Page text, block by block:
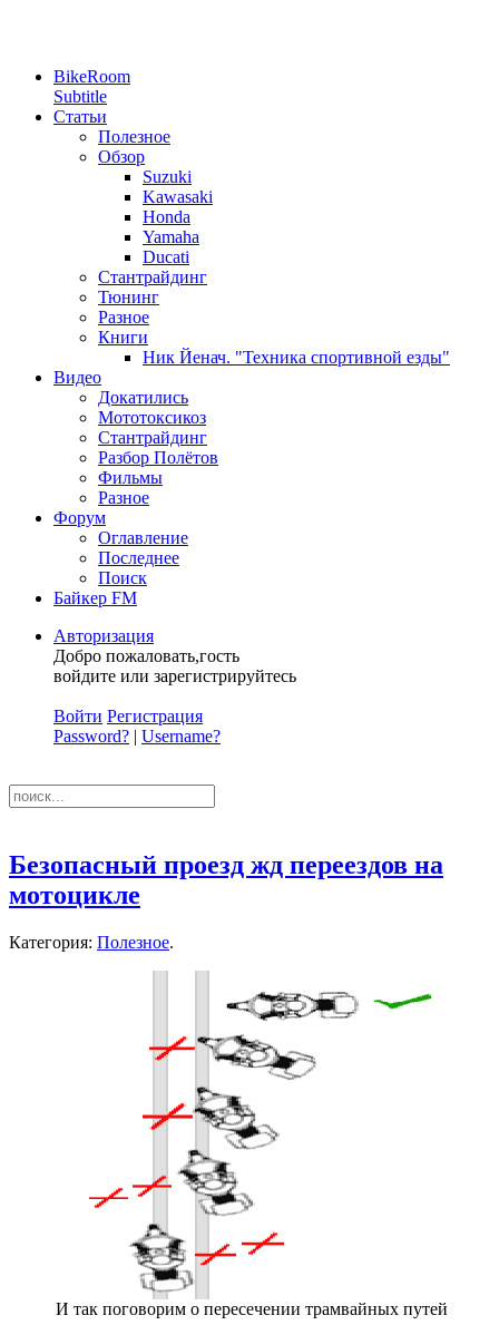
BikeRoom
Subtitle
Статьи
Полезное
Обзор
Suzuki
Kawasaki
Honda
Yamaha
Ducati
Стантрайдинг
Тюнинг
Разное
Книги
Ник Йенач. "Техника спортивной езды"
Видео
Докатились
Мототоксикоз
Стантрайдинг
Разбор Полётов
Фильмы
Разное
Форум
Оглавление
Последнее
Поиск
Байкер FM
Авторизация
Добро пожаловать,гость
войдите или зарегистрируйтесь
Войти Регистрация
Password? | Username?
Безопасный проезд жд переездов на
мотоцикле
Категория: Полезное.
И так поговорим о пересечении трамвайных путей